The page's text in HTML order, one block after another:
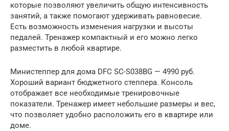
которые позволяют увеличить общую интенсивность
занятий, а также помогают удерживать равновесие.
Есть возможность изменения нагрузки и высоты
педалей. Тренажер компактный и его можно легко
разместить в любой квартире.
Министеппер для дома DFC SC-S038BG — 4990 руб.
Хороший вариант бюджетного степпера. Консоль
отображает все необходимые тренировочные
показатели. Тренажер имеет небольшие размеры и вес,
что позволяет удобно расположить его в квартире или
доме.